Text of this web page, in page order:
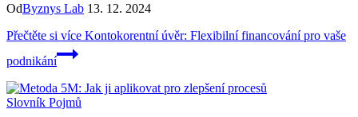
OdByznys Lab 13. 12. 2024
Přečtěte si více Kontokorentní úvěr: Flexibilní financování pro vaše
podnikání
Slovník Pojmů